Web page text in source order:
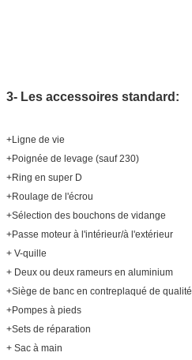
3- Les accessoires standard:
+Ligne de vie
+Poignée de levage (sauf 230)
+Ring en super D
+Roulage de l'écrou
+Sélection des bouchons de vidange
+Passe moteur à l'intérieur/à l'extérieur
+ V-quille
+ Deux ou deux rameurs en aluminium
+Siège de banc en contreplaqué de
+Pompes à pieds
+Sets de réparation
+ Sac à main